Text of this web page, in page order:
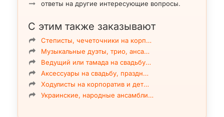
ответы на другие интересующие вопросы.
С этим также заказывают
Степисты, чечеточники на корп…
Музыкальные дуэты, трио, анса…
Ведущий или тамада на свадьбу…
Аксессуары на свадьбу, праздн…
Ходулисты на корпоратив и дет…
Украинские, народные ансамбли…